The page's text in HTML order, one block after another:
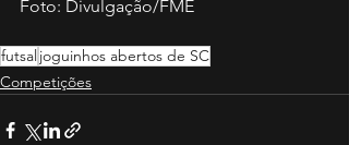
Foto: Divulgação/FME
futsal joguinhos abertos de SC
Competições